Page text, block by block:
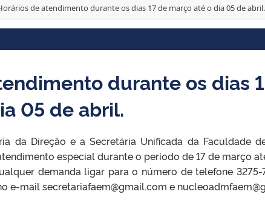
de atendimento durante os dias 17 de março até o dia 05 de abril.
durante os dias
05 de abril.
da Direção e a Secretária Unificada da Faculdade
especial durante o período de 17 de março
demanda ligar para o número de telefone 3275-
e-mail secretariafaem@gmail.com e